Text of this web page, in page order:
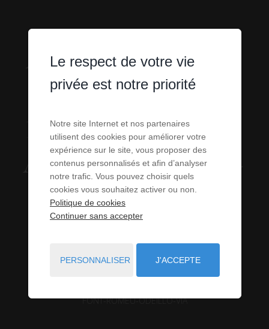
APPARTEMENTS
- STUDIOS -
LOFTS À LOUER
À FONT-ROMEU-
ODEILLO-VIA
ACCUEIL
FONT-ROMEU-ODEILLO-VIA
Le respect de votre vie
privée est notre priorité
Notre site Internet et nos partenaires
utilisent des cookies pour améliorer votre
expérience sur le site, vous proposer des
contenus personnalisés et afin d’analyser
notre trafic. Vous pouvez choisir quels
cookies vous souhaitez activer ou non.
Politique de cookies
Continuer sans accepter
PERSONNALISER J'ACCEPTE